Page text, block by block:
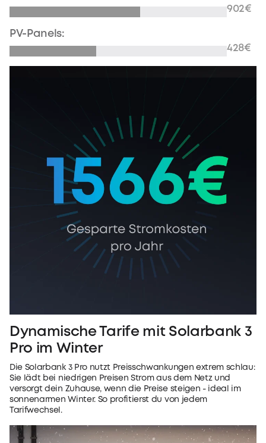
902€
PV-Panels:
428€
Dynamische Tarife mit Solarbank 3
Pro im Winter
Die Solarbank 3 Pro nutzt Preisschwankungen extrem schlau:
Sie lädt bei niedrigen Preisen Strom aus dem Netz und
versorgt dein Zuhause, wenn die Preise steigen - ideal im
sonnenarmen Winter. So profitierst du von jedem
Tarifwechsel.